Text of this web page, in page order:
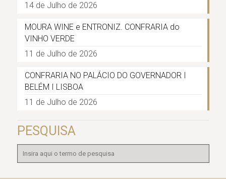
14 de Julho de 2026
MOURA WINE e ENTRONIZ. CONFRARIA do
VINHO VERDE
11 de Julho de 2026
CONFRARIA NO PALÁCIO DO GOVERNADOR I
BELÉM I LISBOA
11 de Julho de 2026
PESQUISA